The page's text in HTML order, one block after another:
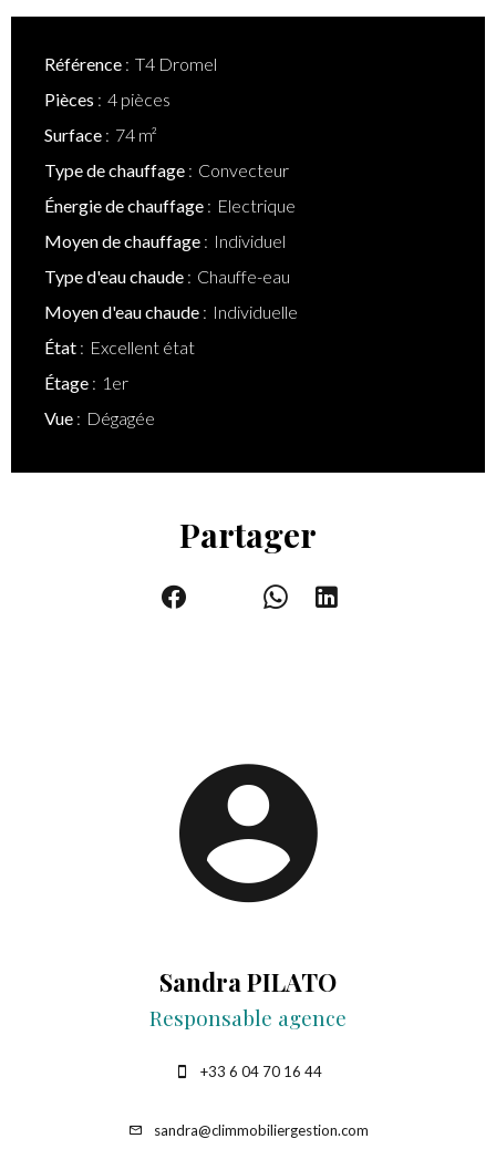
Référence
T4 Dromel
Pièces
4 pièces
Surface
74 m²
Type de chauffage
Convecteur
Énergie de chauffage
Electrique
Moyen de chauffage
Individuel
Type d'eau chaude
Chauffe-eau
Moyen d'eau chaude
Individuelle
État
Excellent état
Étage
1er
Vue
Dégagée
Partager
Sandra PILATO
Responsable agence
+33 6 04 70 16 44
sandra@climmobiliergestion.com